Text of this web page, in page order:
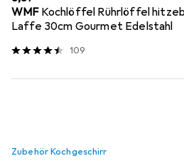
WMF Kochlöffel Rührlöffel
Laffe 30cm Gourmet Edelstahl
109
Zubehör Kochgeschirr